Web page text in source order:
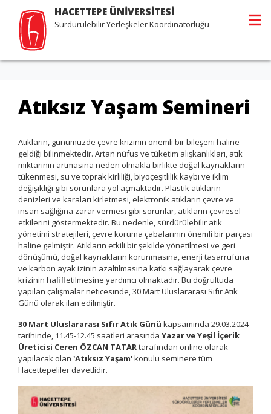
HACETTEPE ÜNİVERSİTESİ
Sürdürülebilir Yerleşkeler Koordinatörlüğü
Atıksız Yaşam Semineri
Atıkların, günümüzde çevre krizinin önemli bir bileşeni haline
geldiği bilinmektedir. Artan nüfus ve tüketim alışkanlıkları, atık
miktarının artmasına neden olmakla birlikte doğal kaynakların
tükenmesi, su ve toprak kirliliği, biyoçeşitlilik kaybı ve iklim
değişikliği gibi sorunlara yol açmaktadır. Plastik atıkların
denizleri ve karaları kirletmesi, elektronik atıkların çevre ve
insan sağlığına zarar vermesi gibi sorunlar, atıkların çevresel
etkilerini göstermektedir. Bu nedenle, sürdürülebilir atık
yönetimi stratejileri, çevre koruma çabalarının önemli bir parçası
haline gelmiştir. Atıkların etkili bir şekilde yönetilmesi ve geri
dönüşümü, doğal kaynakların korunmasına, enerji tasarrufuna
ve karbon ayak izinin azaltılmasına katkı sağlayarak çevre
krizinin hafifletilmesine yardımcı olmaktadır. Bu doğrultuda
yapılan çalışmalar neticesinde, 30 Mart Uluslararası Sıfır Atık
Günü olarak ilan edilmiştir.
30 Mart Uluslararası Sıfır Atık Günü kapsamında 29.03.2024
tarihinde, 11.45-12.45 saatleri arasında Yazar ve Yeşil İçerik
Üreticisi Ceren ÖZCAN TATARtarafından online olarak
yapılacak olan 'Atıksız Yaşam'konulu seminere tüm
Hacettepeliler davetlidir.